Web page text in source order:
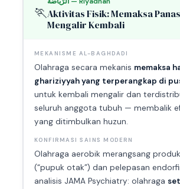
🏃Aktivitas Fisik: Memaksa Panas
Mengalir Kembali
MEKANISME AL-BAGHDADI
Olahraga secara mekanis memaksa
ghariziyyah yang terperangkap di
untuk kembali mengalir dan
seluruh anggota tubuh — membalik
yang ditimbulkan huzun.
KONFIRMASI SAINS MODERN
Olahraga aerobik merangsang
(“pupuk otak”) dan pelepasan
analisis JAMA Psychiatry: olahraga